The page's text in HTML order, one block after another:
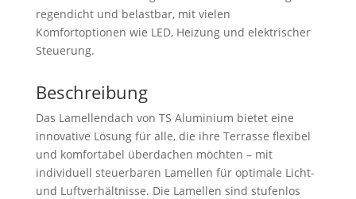
regendicht und belastbar, mit vielen
Komfortoptionen wie LED, Heizung und elektrischer
Steuerung.
Beschreibung
Das Lamellendach von TS Aluminium bietet eine
innovative Lösung für alle, die ihre Terrasse flexibel
und komfortabel überdachen möchten – mit
individuell steuerbaren Lamellen für optimale Licht-
und Luftverhältnisse. Die Lamellen sind stufenlos